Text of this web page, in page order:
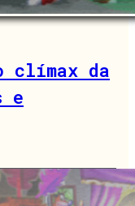
clímax da
e